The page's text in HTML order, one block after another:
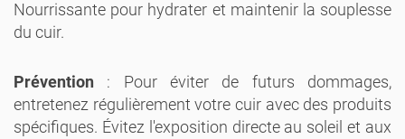
Nourrissante pour hydrater et maintenir la souplesse
du cuir.
Prévention : Pour éviter de futurs dommages,
entretenez régulièrement votre cuir avec des produits
spécifiques. Évitez l'exposition directe au soleil et aux